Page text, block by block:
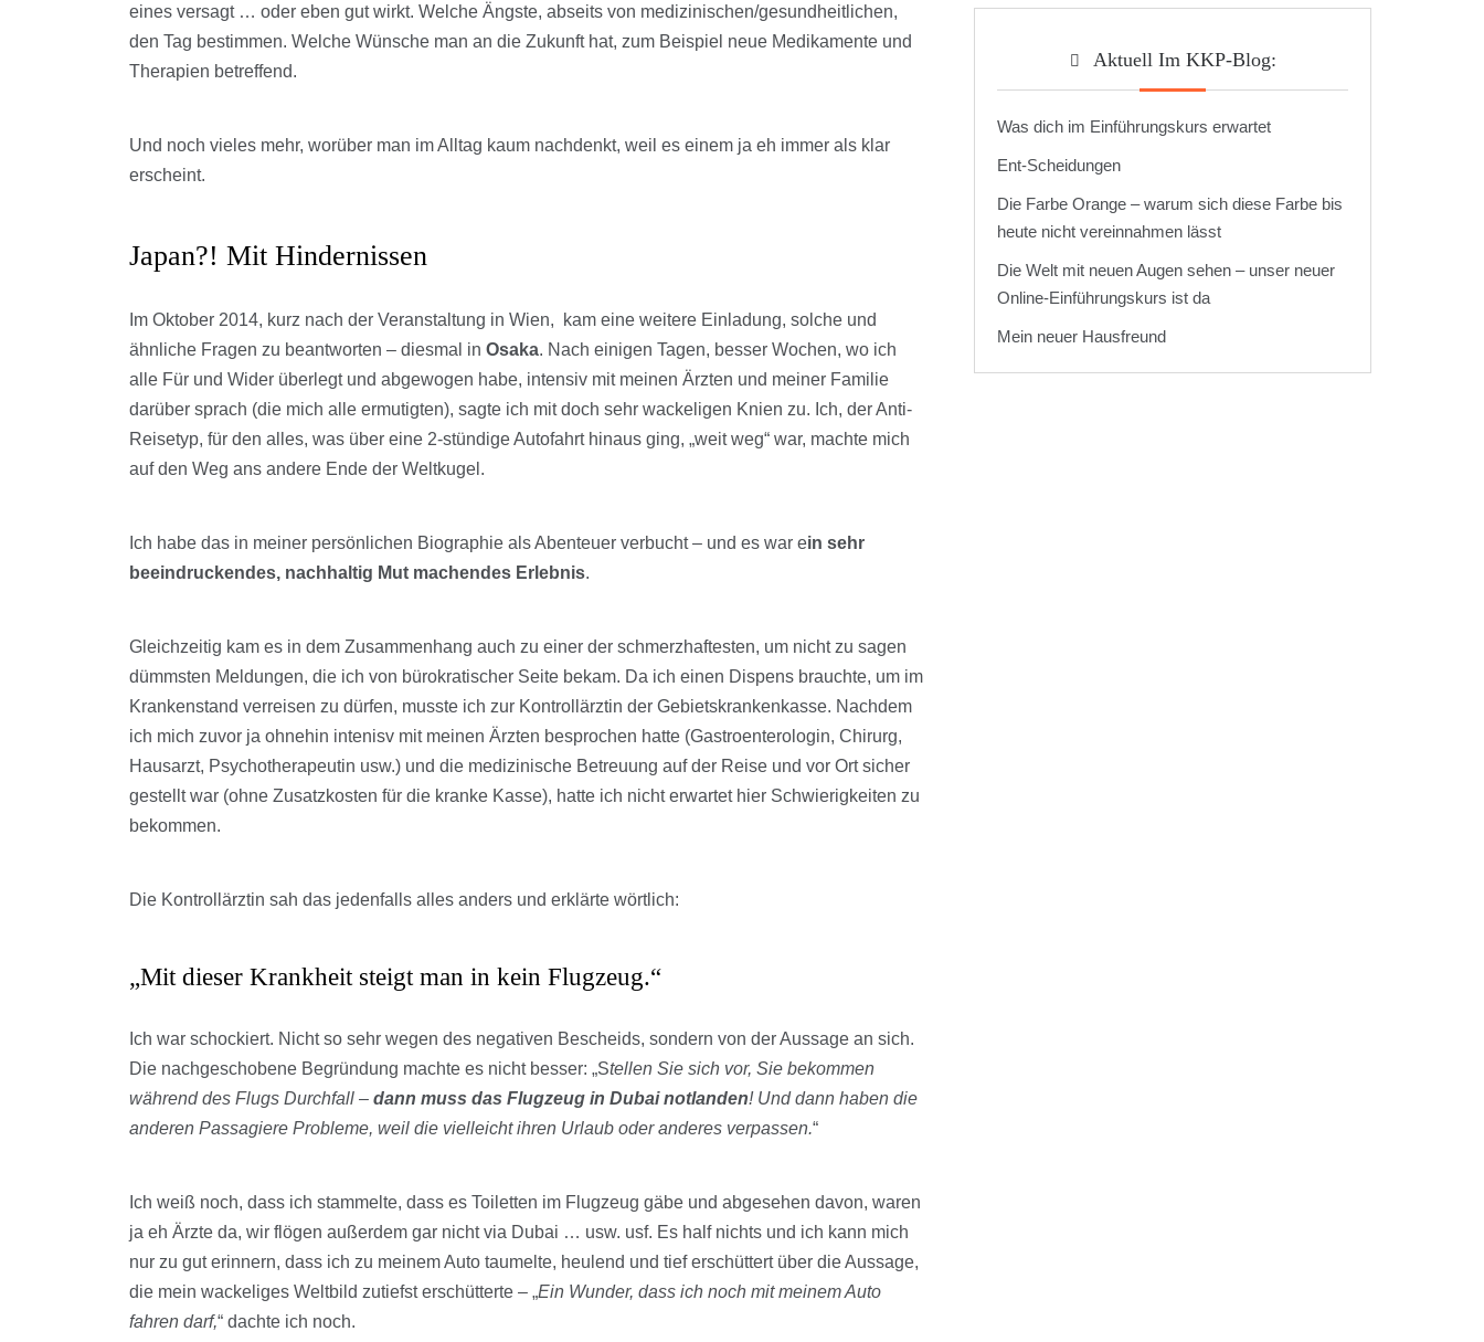
eines versagt … oder eben gut wirkt. Welche Ängste, abseits von medizinischen/gesundheitlichen,
den Tag bestimmen. Welche Wünsche man an die Zukunft hat, zum Beispiel neue Medikamente und
Therapien betreffend.
Und noch vieles mehr, worüber man im Alltag kaum nachdenkt, weil es einem ja eh immer als klar
erscheint.
Japan?! Mit Hindernissen
Im Oktober 2014, kurz nach der Veranstaltung in Wien, kam eine weitere Einladung, solche und
ähnliche Fragen zu beantworten – diesmal in Osaka. Nach einigen Tagen, besser Wochen, wo ich
alle Für und Wider überlegt und abgewogen habe, intensiv mit meinen Ärzten und meiner Familie
darüber sprach (die mich alle ermutigten), sagte ich mit doch sehr wackeligen Knien zu. Ich, der Anti-
Reisetyp, für den alles, was über eine 2-stündige Autofahrt hinaus ging, „weit weg“ war, machte mich
auf den Weg ans andere Ende der Weltkugel.
Ich habe das in meiner persönlichen Biographie als Abenteuer verbucht – und es war ein sehr
beeindruckendes, nachhaltig Mut machendes Erlebnis.
Gleichzeitig kam es in dem Zusammenhang auch zu einer der schmerzhaftesten, um nicht zu sagen
dümmsten Meldungen, die ich von bürokratischer Seite bekam. Da ich einen Dispens brauchte, um im
Krankenstand verreisen zu dürfen, musste ich zur Kontrollärztin der Gebietskrankenkasse. Nachdem
ich mich zuvor ja ohnehin intenisv mit meinen Ärzten besprochen hatte (Gastroenterologin, Chirurg,
Hausarzt, Psychotherapeutin usw.) und die medizinische Betreuung auf der Reise und vor Ort sicher
gestellt war (ohne Zusatzkosten für die kranke Kasse), hatte ich nicht erwartet hier Schwierigkeiten zu
bekommen.
Die Kontrollärztin sah das jedenfalls alles anders und erklärte wörtlich:
„Mit dieser Krankheit steigt man in kein Flugzeug.“
Ich war schockiert. Nicht so sehr wegen des negativen Bescheids, sondern von der Aussage an sich.
Die nachgeschobene Begründung machte es nicht besser: „Stellen Sie sich vor, Sie bekommen
während des Flugs Durchfall – dann muss das Flugzeug in Dubai notlanden! Und dann haben die
anderen Passagiere Probleme, weil die vielleicht ihren Urlaub oder anderes verpassen.“
Ich weiß noch, dass ich stammelte, dass es Toiletten im Flugzeug gäbe und abgesehen davon, waren
ja eh Ärzte da, wir flögen außerdem gar nicht via Dubai … usw. usf. Es half nichts und ich kann mich
nur zu gut erinnern, dass ich zu meinem Auto taumelte, heulend und tief erschüttert über die Aussage,
die mein wackeliges Weltbild zutiefst erschütterte – „Ein Wunder, dass ich noch mit meinem Auto
fahren darf,“ dachte ich noch.
Aktuell Im KKP-Blog:
Was dich im Einführungskurs erwartet
Ent-Scheidungen
Die Farbe Orange – warum sich diese Farbe bis
heute nicht vereinnahmen lässt
Die Welt mit neuen Augen sehen – unser neuer
Online-Einführungskurs ist da
Mein neuer Hausfreund